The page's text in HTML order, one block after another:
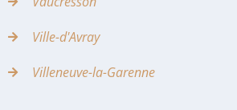
Ville-d'Avray
Villeneuve-la-Garenne